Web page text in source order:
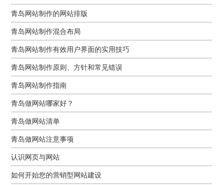
青岛网站制作的网站排版
青岛网站制作混合布局
青岛网站制作有效用户界面的实用技巧
青岛网站制作原则、方针和常见错误
青岛网站制作指南
青岛做网站哪家好？
青岛做网站清单
青岛做网站注意事项
认识网页与网站
如何开始您的营销型网站建设